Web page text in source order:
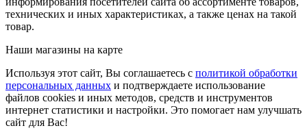
технических и иных характеристиках, а также ценах на такой
товар.
Наши магазины на карте
Используя этот сайт, Вы соглашаетесь с политикой обработки
персональных данных и подтверждаете использование
файлов cookies и иных методов, средств и инструментов
интернет статистики и настройки. Это помогает нам улучшать
сайт для Вас!